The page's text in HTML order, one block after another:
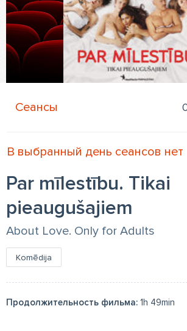
Сеансы
В выбранный день сеансов нет
Par mīlestību. Tikai
pieaugušajiem
About Love. Only for Adults
Komēdija
Продолжительность фильма: 1h 49min